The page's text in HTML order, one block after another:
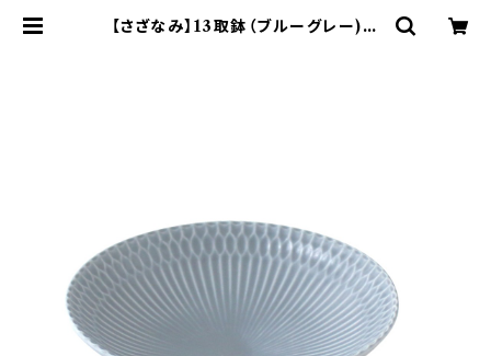
【さざなみ】13取鉢（ブルーグレー)